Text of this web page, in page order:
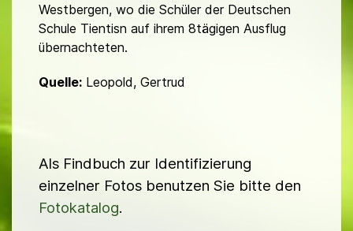
Westbergen, wo die Schüler der Deutschen
Schule Tientisn auf ihrem 8tägigen Ausflug
übernachteten.
Quelle: Leopold, Gertrud
Als Findbuch zur Identifizierung
einzelner Fotos benutzen Sie bitte den
Fotokatalog.